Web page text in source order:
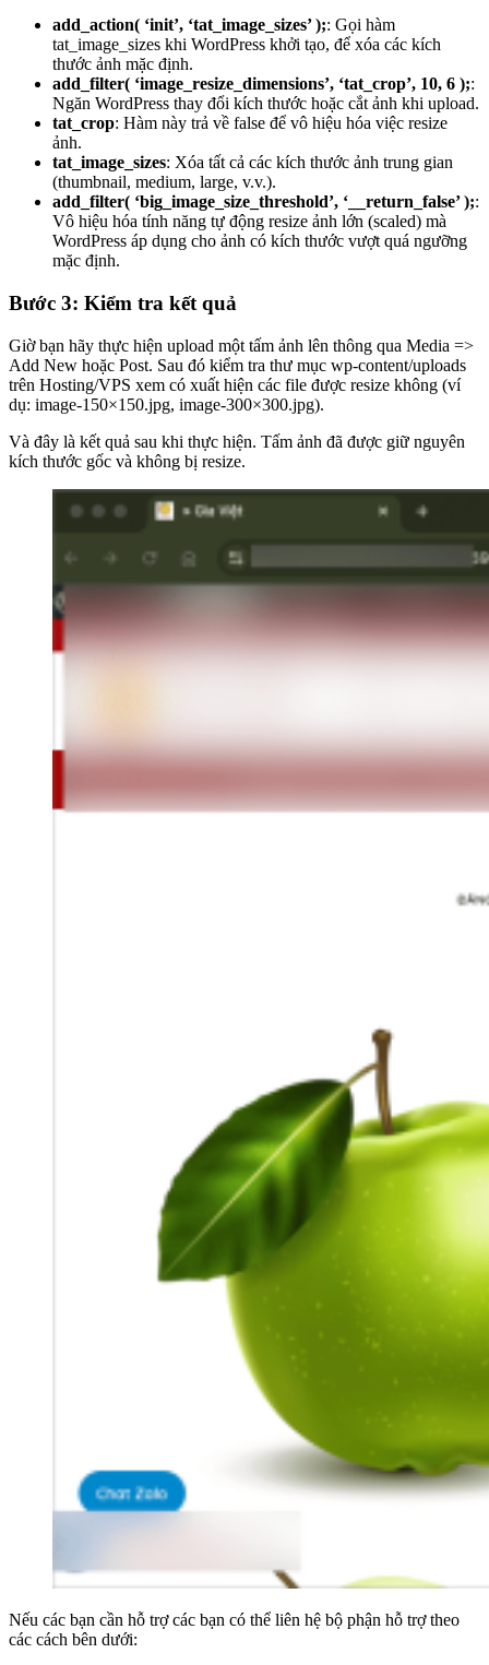
add_action( ‘init’, ‘tat_image_sizes’ );: Gọi hàm
tat_image_sizes khi WordPress khởi tạo, để xóa các kích
thước ảnh mặc định.
add_filter( ‘image_resize_dimensions’, ‘tat_crop’, 10, 6 );:
Ngăn WordPress thay đổi kích thước hoặc cắt ảnh khi upload.
tat_crop: Hàm này trả về false để vô hiệu hóa việc resize
ảnh.
tat_image_sizes: Xóa tất cả các kích thước ảnh trung gian
(thumbnail, medium, large, v.v.).
add_filter( ‘big_image_size_threshold’, ‘__return_false’ );:
Vô hiệu hóa tính năng tự động resize ảnh lớn (scaled) mà
WordPress áp dụng cho ảnh có kích thước vượt quá ngưỡng
mặc định.
Bước 3: Kiểm tra kết quả
Giờ bạn hãy thực hiện upload một tấm ảnh lên thông qua Media =>
Add New hoặc Post. Sau đó kiểm tra thư mục wp-content/uploads
trên Hosting/VPS xem có xuất hiện các file được resize không (ví
dụ: image-150×150.jpg, image-300×300.jpg).
Và đây là kết quả sau khi thực hiện. Tấm ảnh đã được giữ nguyên
kích thước gốc và không bị resize.
Nếu các bạn cần hỗ trợ các bạn có thể liên hệ bộ phận hỗ trợ theo
các cách bên dưới: